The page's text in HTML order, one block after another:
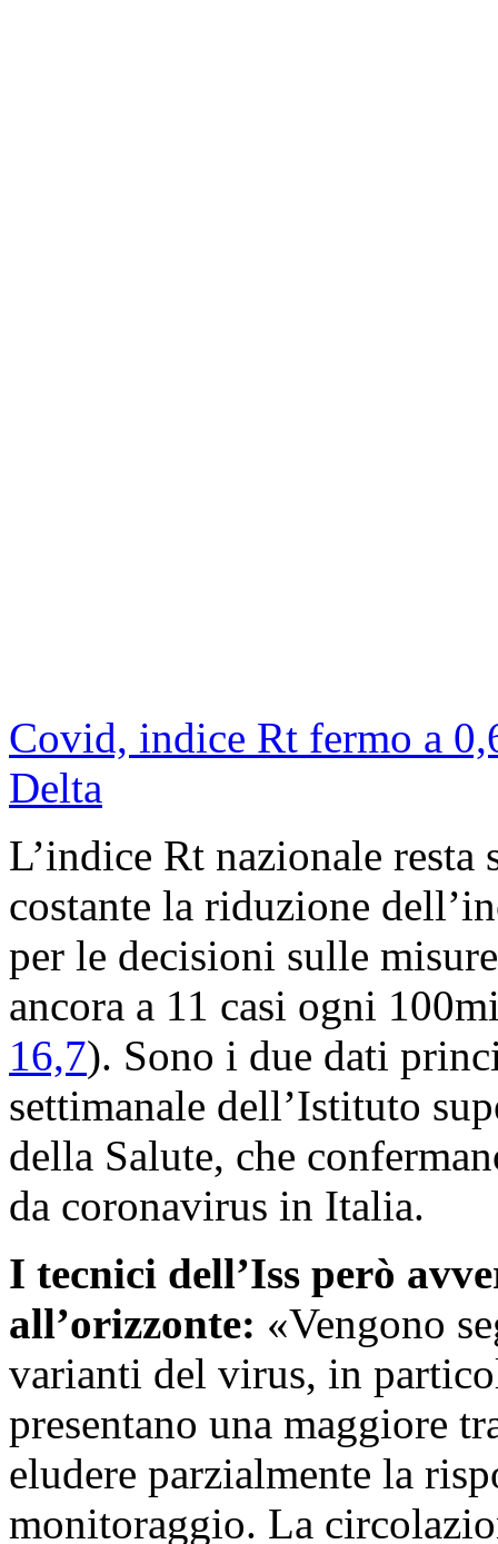
Covid, indice Rt fermo a
Delta
L’indice Rt nazionale
costante la riduzione
per le decisioni sulle
ancora a 11 casi ogni
16,7). Sono i due dati
settimanale dell’Istituto
della Salute, che
da coronavirus in Italia.
I tecnici dell’Iss però
all’orizzonte: «Vengono
varianti del virus, in
presentano una maggiore
eludere parzialmente la
monitoraggio. La